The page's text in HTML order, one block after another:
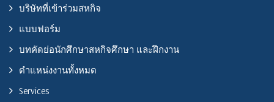
บริษัทที่เข้าร่วมสหกิจ
แบบฟอร์ม
บทคัดย่อนักศึกษาสหกิจศึกษา และฝึกงาน
ตำแหน่งงานทั้งหมด
Services